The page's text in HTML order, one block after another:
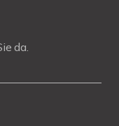
da.